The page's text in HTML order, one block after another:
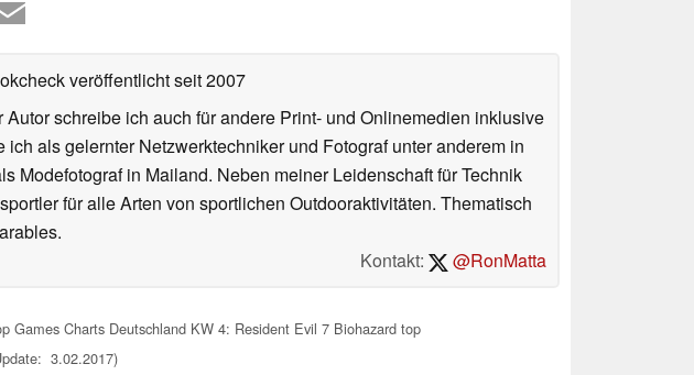
veröffentlichtseit 2007
schreibe ich auch für andere Print- und Onlinemedien inklusive
als gelernter Netzwerktechniker und Fotograf unter anderem in
Modefotograf in Mailand. Neben meiner Leidenschaft für Technik
für alle Arten von sportlichen Outdooraktivitäten. Thematisch
Kontakt:
@RonMatta
Games Charts Deutschland KW 4: Resident Evil 7 Biohazard top
3.02.2017)